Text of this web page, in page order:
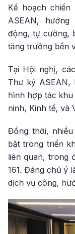
Kế hoạch
ASEAN,
động, tự cường,
tăng trưởng bền
Tại Hội nghị,
Thư ký ASEAN,
hình hợp tác
ninh, Kinh tế, và
Đồng thời,
bật trong triển
liên quan, trong
161. Đáng chú ý
dịch vụ công,